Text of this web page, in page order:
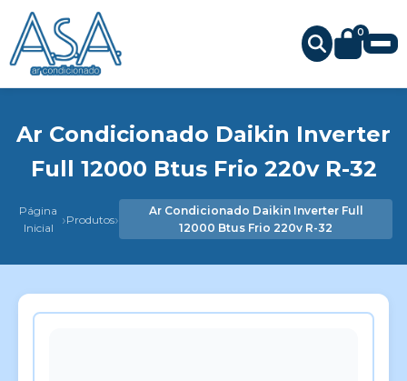
0
Ar Condicionado Daikin Inverter
Full 12000 Btus Frio 220v R-32
Página
Inicial
›Produtos›
Ar Condicionado Daikin Inverter Full
12000 Btus Frio 220v R-32